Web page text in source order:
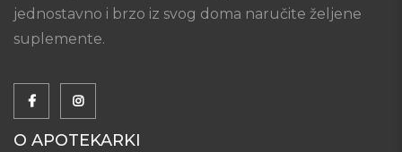
jednostavno i brzo iz svog doma naručite željene
suplemente.
O APOTEKARKI